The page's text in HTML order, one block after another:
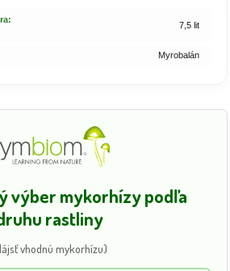
7,5 lit
Myrobalán
výber mykorhízy podľa
rastliny
vhodnú mykorhízu)